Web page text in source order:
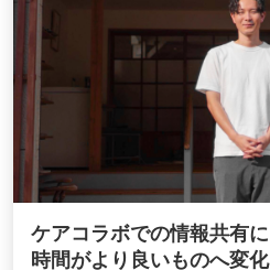
ケアコラボでの情報共有
時間がより良いものへ変化